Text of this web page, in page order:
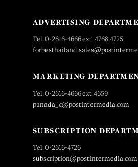
ADVERTISING
Tel. 0-2616-4666 ext. 4768,4725
MARKETING
Tel. 0-2616-4666 ext.4659
panada_c@postintermedia.com
SUBSCRIPTION
Tel. 0-2616-4726
subscription@postintermedia.com